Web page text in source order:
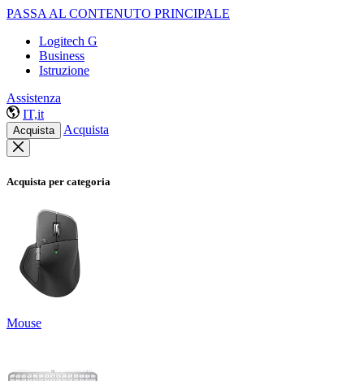
PASSA AL CONTENUTO PRINCIPALE
Logitech G
Business
Istruzione
Assistenza
IT,it
Acquista Acquista
Acquista per categoria
Mouse